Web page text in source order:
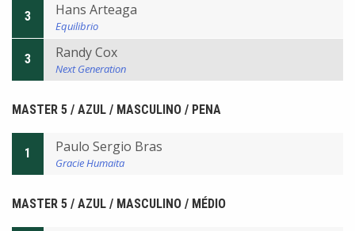
3 Hans Arteaga
Equilibrio
3 Randy Cox
Next Generation
MASTER 5 / AZUL / MASCULINO / PENA
1 Paulo Sergio Bras
Gracie Humaita
MASTER 5 / AZUL / MASCULINO / MÉDIO